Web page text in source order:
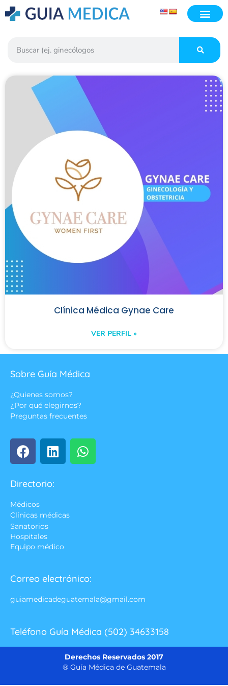
Clínica Médica Gynae Care
VER PERFIL »
Sobre Guía Médica
¿Quienes somos?
¿Por qué elegirnos?
Preguntas frecuentes
Directorio:
Médicos
Clínicas médicas
Sanatorios
Hospitales
Equipo médico
Correo electrónico:
guiamedicadeguatemala@gmail.com
Teléfono Guía Médica (502) 34633158
Derechos Reservados 2017
® Guía Médica de Guatemala